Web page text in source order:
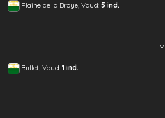
Plaine de la Broye, Vaud: 5 ind.
Bullet, Vaud: 1 ind.